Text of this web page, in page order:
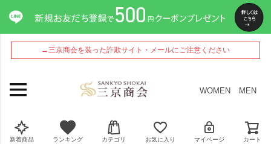
→三京商会を装った詐欺サイト・メールにご注意ください
WOMEN MEN
新着商品 ランキング カテゴリ お気に入り マイページ カート